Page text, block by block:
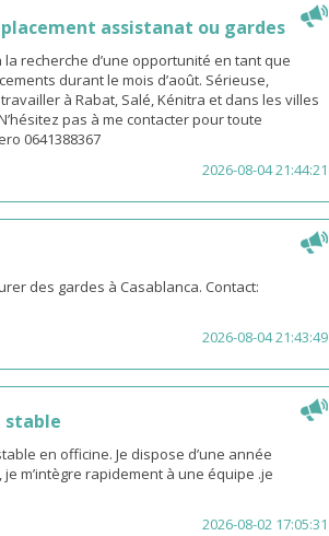
assistanat ou gardes
recherche d’une opportunité en tant que
durant le mois d’août. Sérieuse,
à Rabat, Salé, Kénitra et dans les villes
pas à me contacter pour toute
0641388367
2026-08-04 21:44:21
des gardes à Casablanca. Contact:
2026-08-04 21:43:49
stable
en officine. Je dispose d’une année
m’intègre rapidement à une équipe .je
2026-08-02 17:05:31